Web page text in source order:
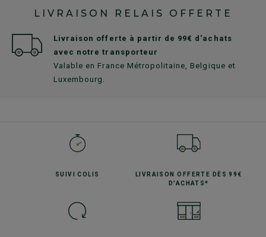
LIVRAISON RELAIS OFFERTE
Livraison offerte à partir de 99€ d'achats
avec notre transporteur
Valable en France Métropolitaine, Belgique et
Luxembourg.
SUIVICOLIS LIVRAISON OFFERTE
DÈS 99€
D'ACHATS*